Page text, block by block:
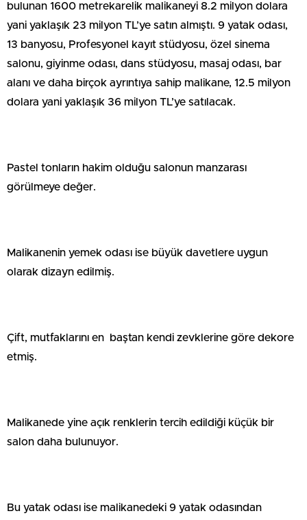
bulunan 1600 metrekarelik malikaneyi 8.2 milyon dolara
yani yaklaşık 23 milyon TL’ye satın almıştı. 9 yatak odası,
13 banyosu, Profesyonel kayıt stüdyosu, özel sinema
salonu, giyinme odası, dans stüdyosu, masaj odası, bar
alanı ve daha birçok ayrıntıya sahip malikane, 12.5 milyon
dolara yani yaklaşık 36 milyon TL’ye satılacak.
Pastel tonların hakim olduğu salonun manzarası
görülmeye değer.
Malikanenin yemek odası ise büyük davetlere uygun
olarak dizayn edilmiş.
Çift, mutfaklarını en baştan kendi zevklerine göre dekore
etmiş.
Malikanede yine açık renklerin tercih edildiği küçük bir
salon daha bulunuyor.
Bu yatak odası ise malikanedeki 9 yatak odasından